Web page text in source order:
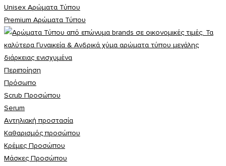
Unisex Αρώματα Τύπου
Premium Αρώματα Τύπου
Περιποίηση
Πρόσωπο
Scrub Προσώπου
Serum
Αντηλιακή προστασία
Καθαρισμός προσώπου
Κρέμες Προσώπου
Μάσκες Προσώπου